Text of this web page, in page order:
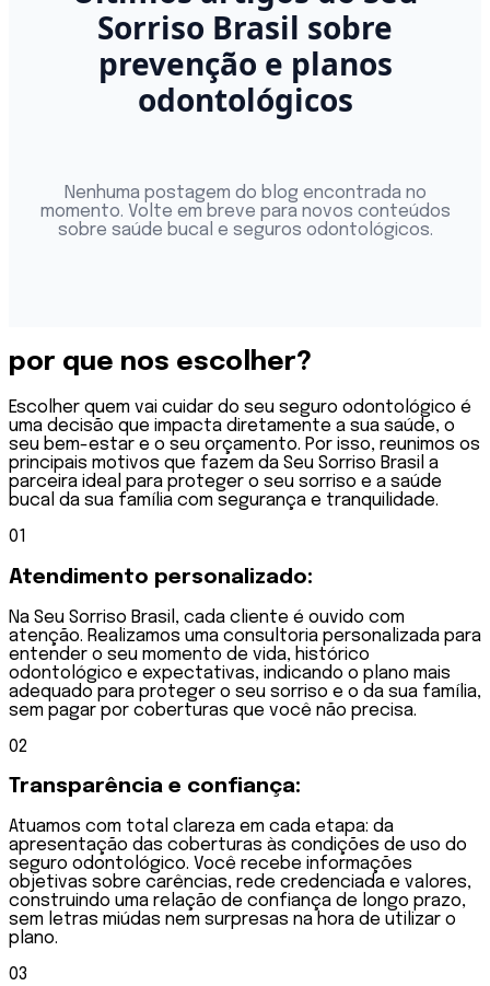
Sorriso Brasil sobre
prevenção e planos
odontológicos
Nenhuma postagem do blog encontrada no
momento. Volte em breve para novos conteúdos
sobre saúde bucal e seguros odontológicos.
por que nos escolher?
Escolher quem vai cuidar do seu seguro odontológico é
uma decisão que impacta diretamente a sua saúde, o
seu bem-estar e o seu orçamento. Por isso, reunimos os
principais motivos que fazem da Seu Sorriso Brasil a
parceira ideal para proteger o seu sorriso e a saúde
bucal da sua família com segurança e tranquilidade.
01
Atendimento personalizado:
Na Seu Sorriso Brasil, cada cliente é ouvido com
atenção. Realizamos uma consultoria personalizada para
entender o seu momento de vida, histórico
odontológico e expectativas, indicando o plano mais
adequado para proteger o seu sorriso e o da sua família,
sem pagar por coberturas que você não precisa.
02
Transparência e confiança:
Atuamos com total clareza em cada etapa: da
apresentação das coberturas às condições de uso do
seguro odontológico. Você recebe informações
objetivas sobre carências, rede credenciada e valores,
construindo uma relação de confiança de longo prazo,
sem letras miúdas nem surpresas na hora de utilizar o
plano.
03